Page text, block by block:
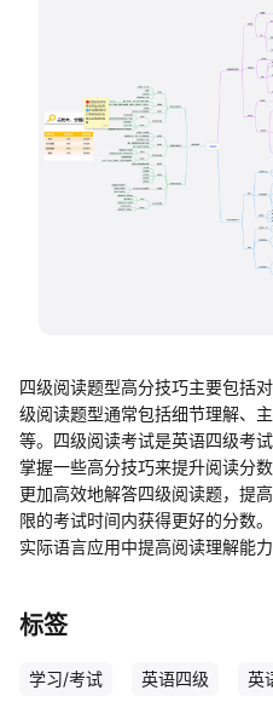
支持
帮助中心
四级阅读题型高分技巧主要包括
级阅读题型通常包括细节理解、
等。四级阅读考试是英语四级考
掌握一些高分技巧来提升阅读分
更加高效地解答四级阅读题，提
限的考试时间内获得更好的分数
实际语言应用中提高阅读理解能力
标签
学习/考试 英语四级 英